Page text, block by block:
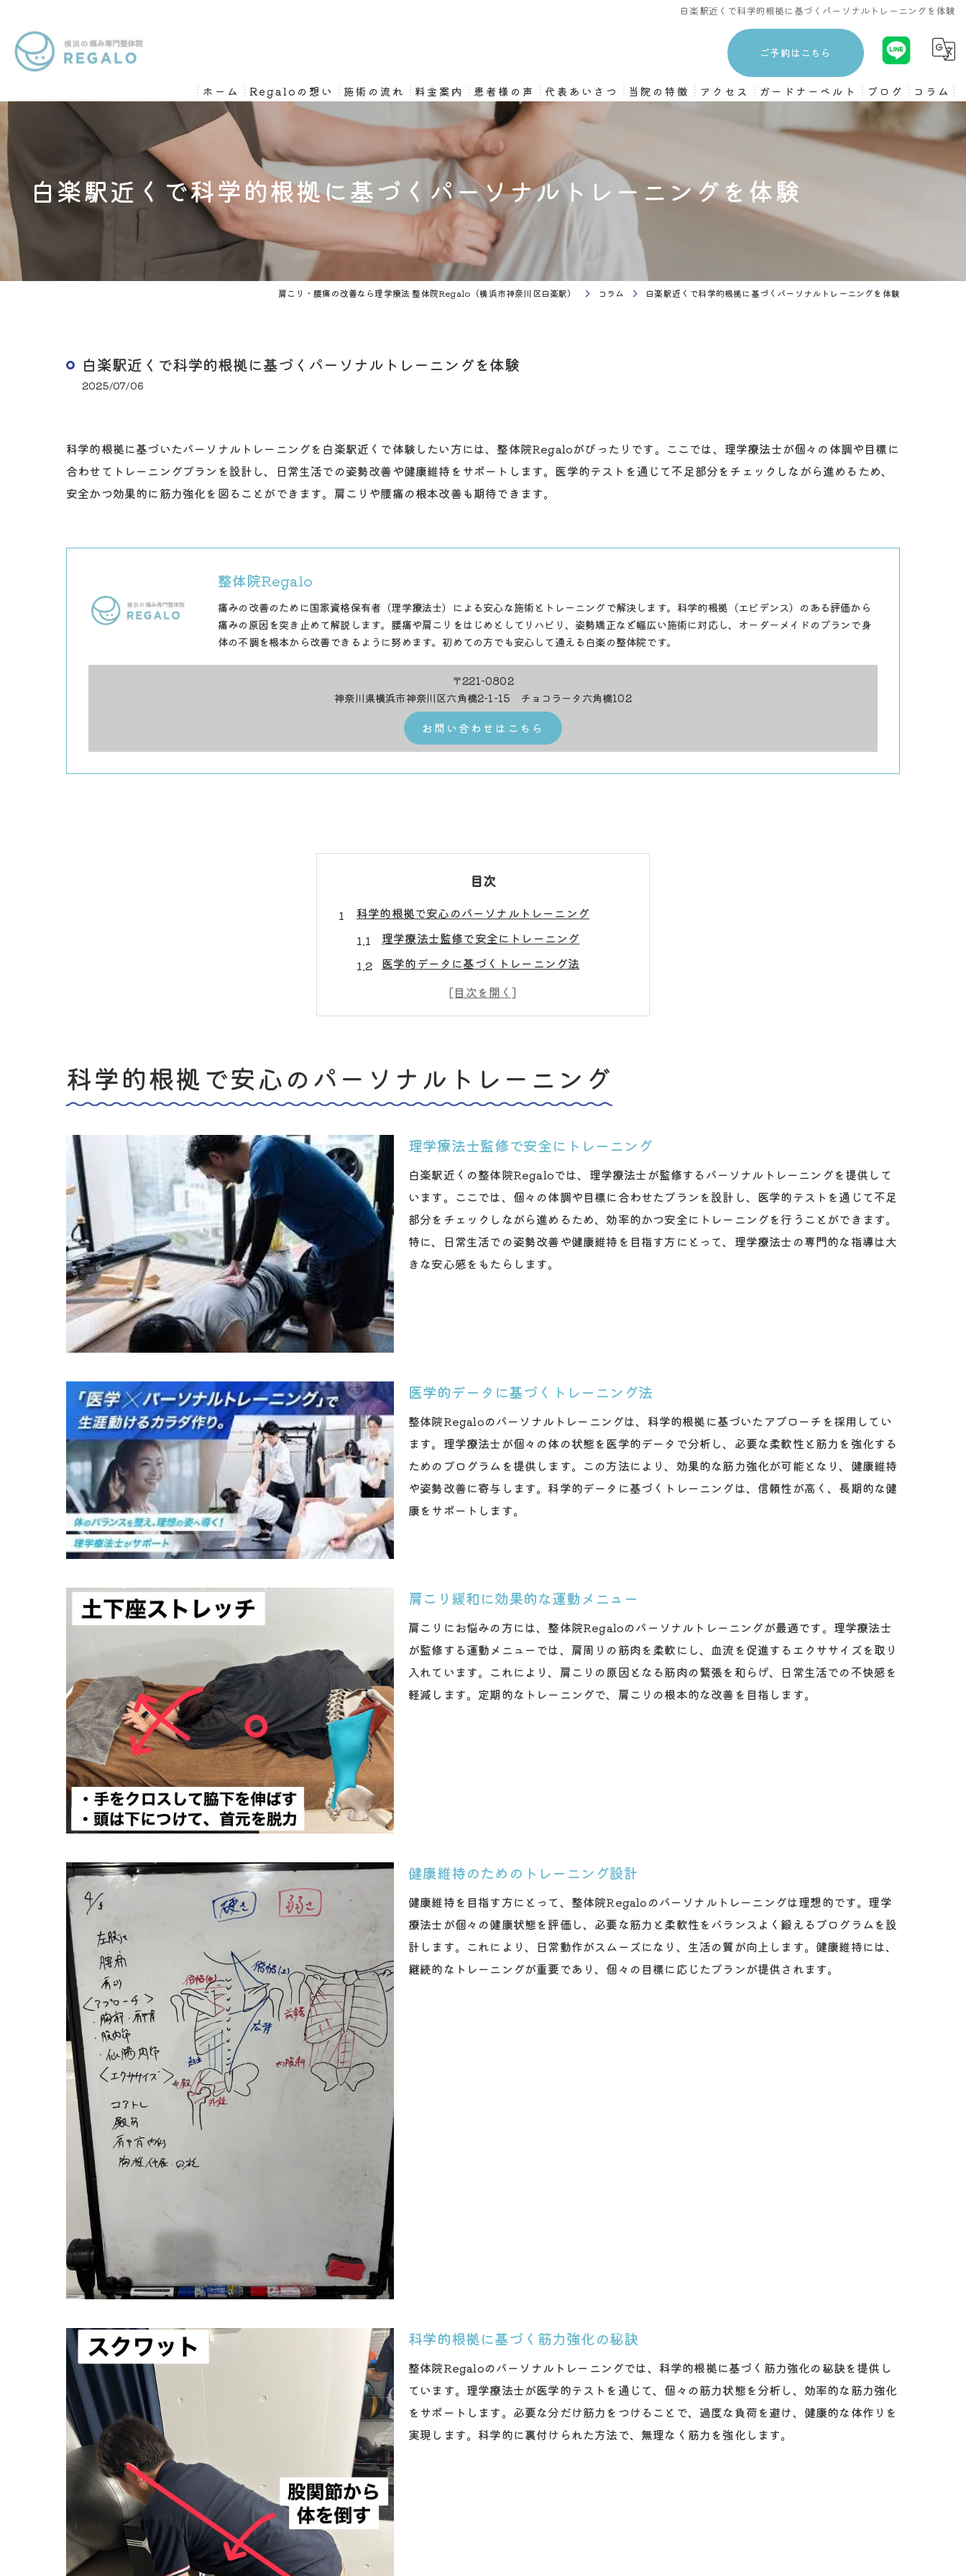
白楽駅近くで科学的根拠に基づくパーソナルトレーニングを体験
ご予約はこちら
ホーム Regaloの想い 施術の流れ 料金案内 患者様の声 代表あいさつ 当院の特徴
姿勢矯正
ピラティス
トレーニング
アクセス ガードナーベルト ブログ コラム
白楽駅近くで科学的根拠に基づくパーソナルトレーニングを体験
肩こり・腰痛の改善なら理学療法 整体院Regalo（横浜市神奈川区白楽駅） コラム 白楽駅近くで科学的根拠に基づくパーソナルトレーニングを体験
白楽駅近くで科学的根拠に基づくパーソナルトレーニングを体験
2025/07/06
科学的根拠に基づいたパーソナルトレーニングを白楽駅近くで体験したい方には、整体院Regaloがぴったりです。ここでは、理学療法士が個々の体調や目標に
合わせてトレーニングプランを設計し、日常生活での姿勢改善や健康維持をサポートします。医学的テストを通じて不足部分をチェックしながら進めるため、
安全かつ効果的に筋力強化を図ることができます。肩こりや腰痛の根本改善も期待できます。
整体院Regalo
痛みの改善のために国家資格保有者（理学療法士）による安心な施術とトレーニングで解決します。科学的根拠（エビデンス）のある評価から
痛みの原因を突き止めて解説します。腰痛や肩こりをはじめとしてリハビリ、姿勢矯正など幅広い施術に対応し、オーダーメイドのプランで身
体の不調を根本から改善できるように努めます。初めての方でも安心して通える白楽の整体院です。
〒221-0802
神奈川県横浜市神奈川区六角橋2-1-15 チョコラータ六角橋102
お問い合わせはこちら
目次
科学的根拠で安心のパーソナルトレーニング
理学療法士監修で安全にトレーニング
医学的データに基づくトレーニング法
肩こり緩和に効果的な運動メニュー
健康維持のためのトレーニング設計
白楽駅近くで柔軟性と筋力を鍛える方法
日常動作を意識した筋力トレーニング
柔軟性を高めるストレッチ法の紹介
理学療法士の指導で健康的に鍛える
科学的アプローチで理想の体を目指す
理学療法士による健康維持プログラム
個別の健康目標に合わせたプログラム
安全性を重視したトレーニング内容
理学療法士と共に健康的な体作り
健康維持に役立つパーソナルトレーニング
科学的根拠に基づく健康維持法
医学的アプローチで肩こり改善トレーニング
肩こり改善に特化した運動プログラム
理学療法士が提案する痛み軽減法
日常生活での肩こり予防策を学ぶ
効果的な肩こり改善エクササイズ
健康的な肩こり改善を目指す方法
効率的なトレーニングで体力を向上
駅近の利便性を活かした健康生活
日常生活に取り入れる健康習慣
理学療法士が提案する健康的な生活
科学的根拠で健康促進を目指す
持続可能な健康習慣を身につける
柔軟性を高める理学療法士の指導
柔軟性向上を目指した理学療法士の指導
個別指導で柔軟性を効率的に高める
科学的データに基づく柔軟性向上法
日常生活で役立つ柔軟性トレーニング
健康的な体を作るための柔軟性強化
日常生活に役立つ筋力強化法を紹介
理学療法士が提案する筋力強化法
日常生活改善を目指した筋力トレ
効率的な筋力強化で健康促進
健康的な日常を支える筋力トレーニング
安全かつ効果的なパーソナルトレーニング
安全性に優れたトレーニングの選び方
科学的根拠に基づくトレーニングの効果
理学療法士が監修する信頼のプログラム
体に優しいトレーニングで健康促進
健康的な体作りを支えるトレーニング
科学的根拠で安心のパーソナルトレーニング
理学療法士監修で安全にトレーニング
白楽駅近くの整体院Regaloでは、理学療法士が監修するパーソナルトレーニングを提供して
います。ここでは、個々の体調や目標に合わせたプランを設計し、医学的テストを通じて不足
部分をチェックしながら進めるため、効率的かつ安全にトレーニングを行うことができます。
特に、日常生活での姿勢改善や健康維持を目指す方にとって、理学療法士の専門的な指導は大
きな安心感をもたらします。
医学的データに基づくトレーニング法
整体院Regaloのパーソナルトレーニングは、科学的根拠に基づいたアプローチを採用してい
ます。理学療法士が個々の体の状態を医学的データで分析し、必要な柔軟性と筋力を強化する
ためのプログラムを提供します。この方法により、効果的な筋力強化が可能となり、健康維持
や姿勢改善に寄与します。科学的データに基づくトレーニングは、信頼性が高く、長期的な健
康をサポートします。
肩こり緩和に効果的な運動メニュー
肩こりにお悩みの方には、整体院Regaloのパーソナルトレーニングが最適です。理学療法士
が監修する運動メニューでは、肩周りの筋肉を柔軟にし、血流を促進するエクササイズを取り
入れています。これにより、肩こりの原因となる筋肉の緊張を和らげ、日常生活での不快感を
軽減します。定期的なトレーニングで、肩こりの根本的な改善を目指します。
健康維持のためのトレーニング設計
健康維持を目指す方にとって、整体院Regaloのパーソナルトレーニングは理想的です。理学
療法士が個々の健康状態を評価し、必要な筋力と柔軟性をバランスよく鍛えるプログラムを設
計します。これにより、日常動作がスムーズになり、生活の質が向上します。健康維持には、
継続的なトレーニングが重要であり、個々の目標に応じたプランが提供されます。
科学的根拠に基づく筋力強化の秘訣
整体院Regaloのパーソナルトレーニングでは、科学的根拠に基づく筋力強化の秘訣を提供し
ています。理学療法士が医学的テストを通じて、個々の筋力状態を分析し、効率的な筋力強化
をサポートします。必要な分だけ筋力をつけることで、過度な負荷を避け、健康的な体作りを
実現します。科学的に裏付けられた方法で、無理なく筋力を強化します。